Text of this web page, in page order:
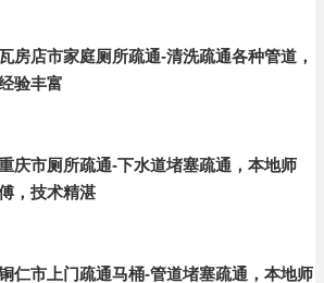
房店市家庭厕所疏通-清洗疏通各种管道，
验丰富
庆市厕所疏通-下水道堵塞疏通，本地师
，技术精湛
仁市上门疏通马桶-管道堵塞疏通，本地师